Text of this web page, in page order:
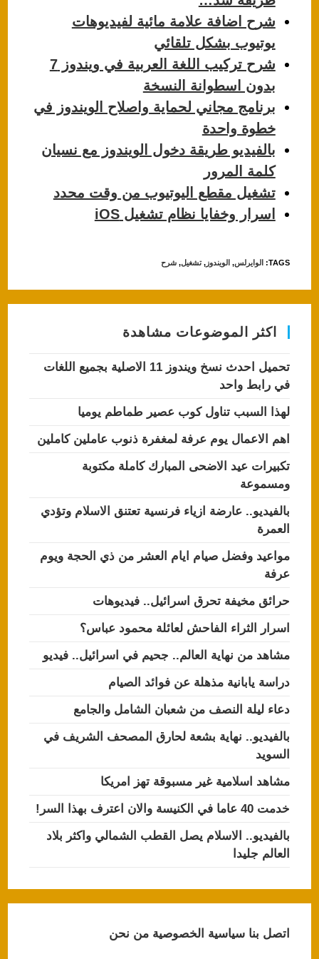
o
o
k
p
p
شرح اضافة علامة مائية لفيديوهات
يوتيوب بشكل تلقائي
شرح تركيب اللغة العربية في ويندوز 7
بدون اسطوانة النسخة
برنامج مجاني لحماية واصلاح الويندوز في
خطوة واحدة
بالفيديو طريقة دخول الويندوز مع نسيان
كلمة المرور
تشغيل مقطع اليوتيوب من وقت محدد
اسرار وخفايا نظام تشغيل iOS
TAGS
: الوايرلس, الويندوز, تشغيل, شرح
اكثر الموضوعات مشاهدة
تحميل احدث نسخ ويندوز 11 الاصلية بجميع اللغات
في رابط واحد
لهذا السبب تناول كوب عصير طماطم يوميا
اهم الاعمال يوم عرفة لمغفرة ذنوب عاملين كاملين
تكبيرات عيد الاضحى المبارك كاملة مكتوبة
ومسموعة
بالفيديو.. عارضة ازياء فرنسية تعتنق الاسلام وتؤدي
العمرة
مواعيد وفضل صيام ايام العشر من ذي الحجة ويوم
عرفة
حرائق مخيفة تحرق اسرائيل.. فيديوهات
اسرار الثراء الفاحش لعائلة محمود عباس؟
مشاهد من نهاية العالم.. جحيم في اسرائيل.. فيديو
دراسة يابانية مذهلة عن فوائد الصيام
دعاء ليلة النصف من شعبان الشامل والجامع
بالفيديو.. نهاية بشعة لحارق المصحف الشريف في
السويد
مشاهد اسلامية غير مسبوقة تهز امريكا
خدمت 40 عاما في الكنيسة والان اعترف بهذا السر!
بالفيديو.. الاسلام يصل القطب الشمالي واكثر بلاد
العالم جليدا
اتصل بناسياسية الخصوصيةمن نحن